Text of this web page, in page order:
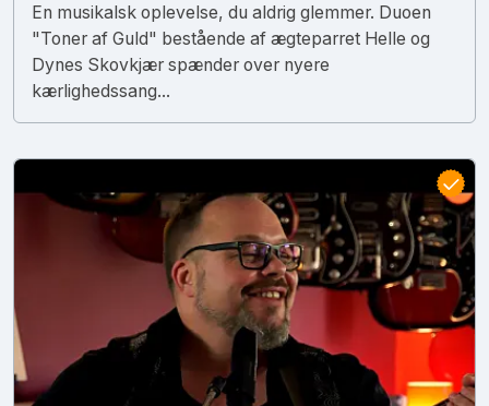
En musikalsk oplevelse, du aldrig glemmer. Duoen
"Toner af Guld" bestående af ægteparret Helle og
Dynes Skovkjær spænder over nyere
kærlighedssang...